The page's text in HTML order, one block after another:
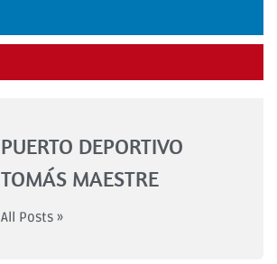
PUERTO DEPORTIVO
TOMÁS MAESTRE
All Posts »